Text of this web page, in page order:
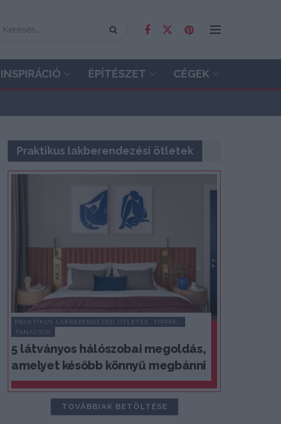
INSPIRÁCIÓ ÉPÍTÉSZET CÉGEK
Praktikus lakberendezési ötletek
PRAKTIKUS LAKBERENDEZÉSI ÖTLETEK, TIPPEK,
TANÁCSOK
5 látványos hálószobai megoldás,
amelyet később könnyű megbánni
TOVÁBBIAK BETÖLTÉSE